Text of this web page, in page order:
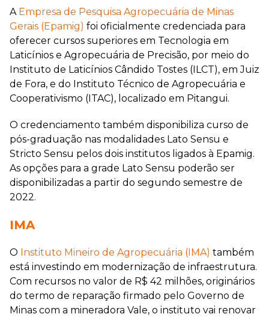
A Empresa de Pesquisa Agropecuária de Minas
Gerais (Epamig) foi oficialmente credenciada para
oferecer cursos superiores em Tecnologia em
Laticínios e Agropecuária de Precisão, por meio do
Instituto de Laticínios Cândido Tostes (ILCT), em Juiz
de Fora, e do Instituto Técnico de Agropecuária e
Cooperativismo (ITAC), localizado em Pitangui.
O credenciamento também disponibiliza curso de
pós-graduação nas modalidades Lato Sensu e
Stricto Sensu pelos dois institutos ligados à Epamig.
As opções para a grade Lato Sensu poderão ser
disponibilizadas a partir do segundo semestre de
2022.
IMA
O Instituto Mineiro de Agropecuária (IMA) também
está investindo em modernização de infraestrutura.
Com recursos no valor de R$ 42 milhões, originários
do termo de reparação firmado pelo Governo de
Minas com a mineradora Vale, o instituto vai renovar